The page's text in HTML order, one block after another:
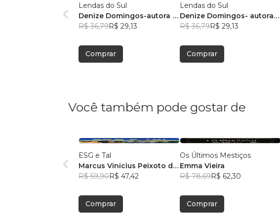
Lendas do Sul
Denize Domingos-autora e
ilustradora
R$ 36,79R$ 29,13
Comprar
Lendas do Sul
Denize Domingos- autora e
ilustradora
R$ 36,79R$ 29,13
Comprar
Você também pode gostar de
ESG e Tal
Marcus Vinicius Peixoto da
Silva
R$ 59,90R$ 47,42
Comprar
Os Últimos Mestiços
Emma Vieira
R$ 78,69R$ 62,30
Comprar